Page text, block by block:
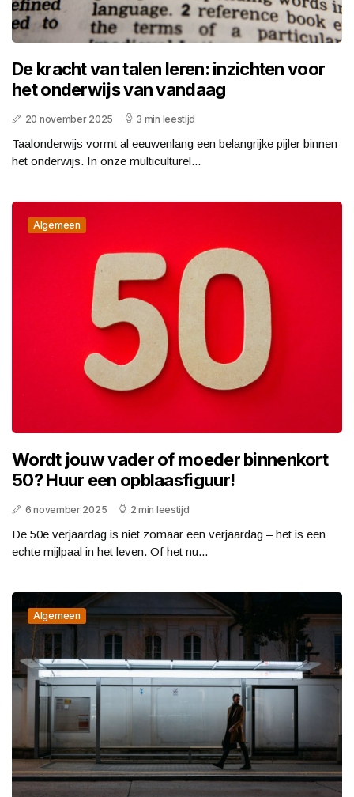
De kracht van talen leren: inzichten voor
het onderwijs van vandaag
20 november 2025 3 min leestijd
Taalonderwijs vormt al eeuwenlang een belangrijke pijler binnen
het onderwijs. In onze multiculturel...
Algemeen
Wordt jouw vader of moeder binnenkort
50? Huur een opblaasfiguur!
6 november 2025 2 min leestijd
De 50e verjaardag is niet zomaar een verjaardag – het is een
echte mijlpaal in het leven. Of het nu...
Algemeen